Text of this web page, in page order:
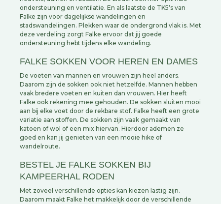
ondersteuning en ventilatie. En als laatste de TK5’s van
Falke zijn voor dagelijkse wandelingen en
stadswandelingen. Plekken waar de ondergrond vlak is. Met
deze verdeling zorgt Falke ervoor dat jij goede
ondersteuning hebt tijdens elke wandeling.
FALKE SOKKEN VOOR HEREN EN DAMES
De voeten van mannen en vrouwen zijn heel anders.
Daarom zijn de sokken ook niet hetzelfde. Mannen hebben
vaak bredere voeten en kuiten dan vrouwen. Hier heeft
Falke ook rekening mee gehouden. De sokken sluiten mooi
aan bij elke voet door de rekbare stof. Falke heeft een grote
variatie aan stoffen. De sokken zijn vaak gemaakt van
katoen of wol of een mix hiervan. Hierdoor ademen ze
goed en kan jij genieten van een mooie hike of
wandelroute.
BESTEL JE FALKE SOKKEN BIJ
KAMPEERHAL RODEN
Met zoveel verschillende opties kan kiezen lastig zijn.
Daarom maakt Falke het makkelijk door de verschillende